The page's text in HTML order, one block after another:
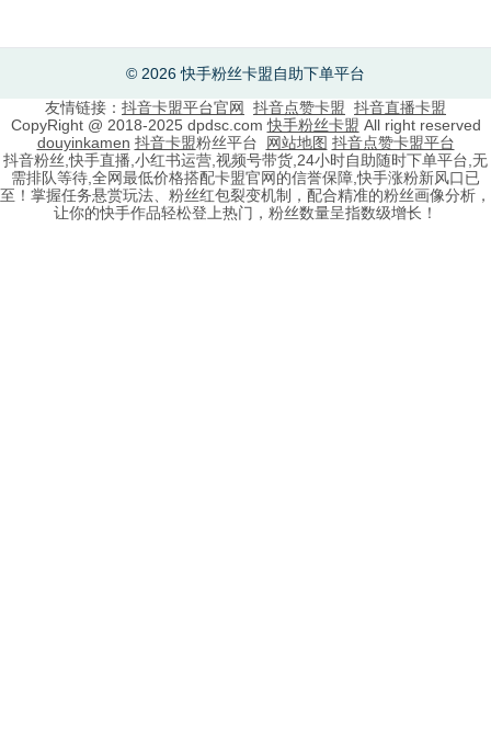
© 2026 快手粉丝卡盟自助下单平台
友情链接： 抖音卡盟平台官网 抖音点赞卡盟 抖音直播卡盟
CopyRight @ 2018-2025 dpdsc.com快手粉丝卡盟 All right reserved
douyinkamen 抖音卡盟粉丝平台 网站地图 抖音点赞卡盟平台
抖音粉丝,快手直播,小红书运营,视频号带货,24小时自助随时下单平台,无
需排队等待,全网最低价格搭配卡盟官网的信誉保障,快手涨粉新风口已
至！掌握任务悬赏玩法、粉丝红包裂变机制，配合精准的粉丝画像分析，
让你的快手作品轻松登上热门，粉丝数量呈指数级增长！